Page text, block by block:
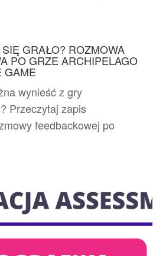
GRAŁO? ROZMOWA
PO GRZE ARCHIPELAGO
GAME
wynieść z gry
Przeczytaj zapis
feedbackowej po